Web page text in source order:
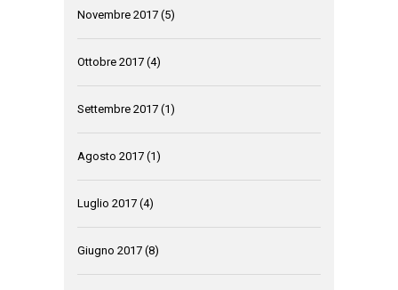
Novembre 2017 (5)
Ottobre 2017 (4)
Settembre 2017 (1)
Agosto 2017 (1)
Luglio 2017 (4)
Giugno 2017 (8)